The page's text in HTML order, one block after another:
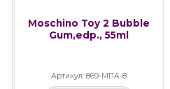
Moschino Toy 2 Bubble
Gum,edp., 55ml
Артикул: 869-МПА-8